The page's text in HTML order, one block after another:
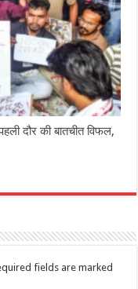
दौर की बातचीत विफल,
fields are marked